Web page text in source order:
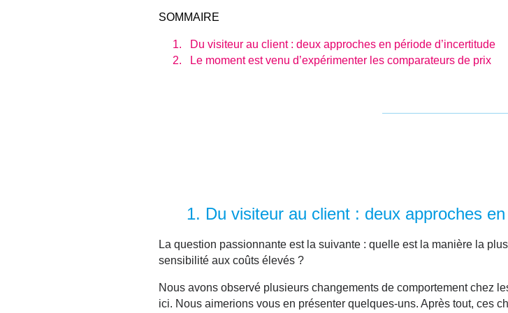
SOMMAIRE
Du visiteur au client : deux approches en période d’incertitude
Le moment est venu d’expérimenter les comparateurs de prix
1. Du visiteur au client : deux approches
La question passionnante est la suivante : quelle est la manière la
sensibilité aux coûts élevés ?
Nous avons observé plusieurs changements de comportement chez
ici. Nous aimerions vous en présenter quelques-uns. Après tout, ces